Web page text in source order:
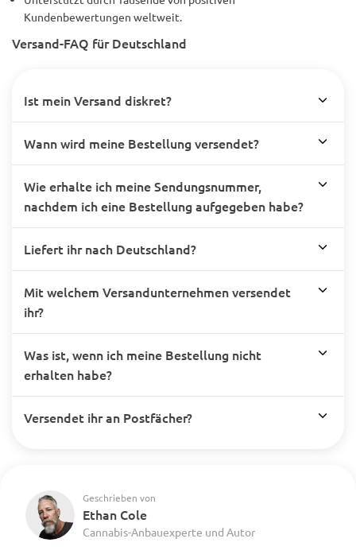
Kundenbewertungen weltweit.
Versand-FAQ für Deutschland
Ist mein Versand diskret?
Wann wird meine Bestellung versendet?
Wie erhalte ich meine Sendungsnummer,
nachdem ich eine Bestellung aufgegeben habe?
Liefert ihr nach Deutschland?
Mit welchem Versandunternehmen versendet
ihr?
Was ist, wenn ich meine Bestellung nicht
erhalten habe?
Versendet ihr an Postfächer?
Geschrieben von
Ethan Cole
Cannabis-Anbauexperte und Autor